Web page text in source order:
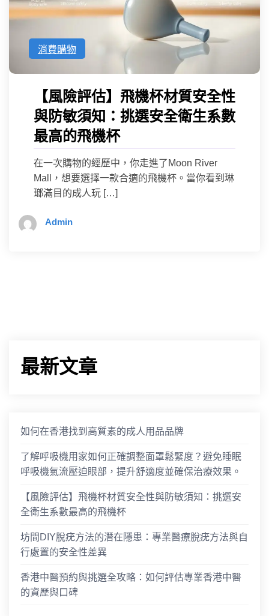
消費購物
【風險評估】飛機杯材質安全性
與防敏須知：挑選安全衛生系數
最高的飛機杯
在一次購物的經歷中，你走進了Moon River
Mall，想要選擇一款合適的飛機杯。當你看到琳
瑯滿目的成人玩 […]
Admin
最新文章
如何在香港找到高質素的成人用品品牌
了解呼吸機用家如何正確調整面罩鬆緊度？避免睡眠
呼吸機氣流壓迫眼部，提升舒適度並確保治療效果。
【風險評估】飛機杯材質安全性與防敏須知：挑選安
全衛生系數最高的飛機杯
坊間DIY脫疣方法的潛在隱患：專業醫療脫疣方法與自
行處置的安全性差異
香港中醫預約與挑選全攻略：如何評估專業香港中醫
的資歷與口碑